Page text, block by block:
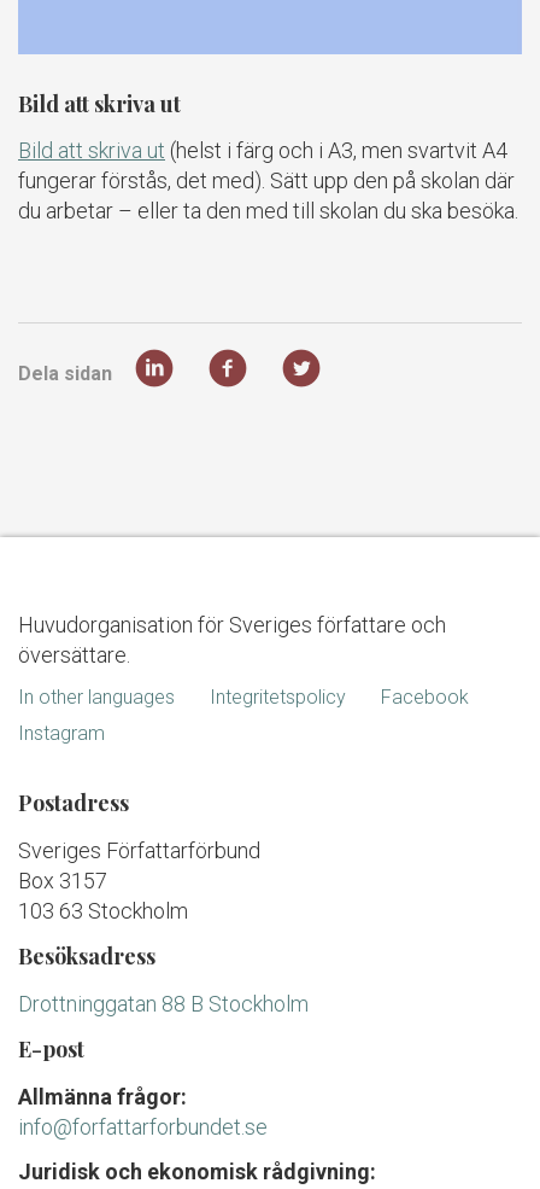
Bild att skriva ut
Bild att skriva ut (helst i färg och i A3, men svartvit A4
fungerar förstås, det med). Sätt upp den på skolan där
du arbetar – eller ta den med till skolan du ska besöka.
Dela sidan
Huvudorganisation för Sveriges författare och
översättare.
In other languages Integritetspolicy
Facebook
Instagram
Postadress
Sveriges Författarförbund
Box 3157
103 63 Stockholm
Besöksadress
Drottninggatan 88 B Stockholm
E-post
Allmänna frågor:
info@forfattarforbundet.se
Juridisk och ekonomisk rådgivning: